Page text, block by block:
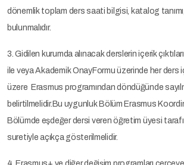
dönemlik toplam ders saati bilgisi, katalog
bulunmalıdır.
3. Gidilen kurumda alınacak derslerin içerik
ile veya Akademik OnayFormu üzerinde her ders
üzere Erasmus programından döndüğünde
belirtilmelidir.Bu uygunluk Bölüm Erasmus
Bölümde eşdeğer dersi veren öğretim üyesi
suretiyle açıkça gösterilmelidir.